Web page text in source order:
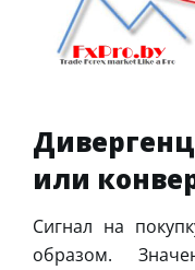
или
Сигнал на
образом.